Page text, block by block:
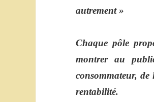
autrement »
Chaque pôle
montrer au
consommateur, de
rentabilité.